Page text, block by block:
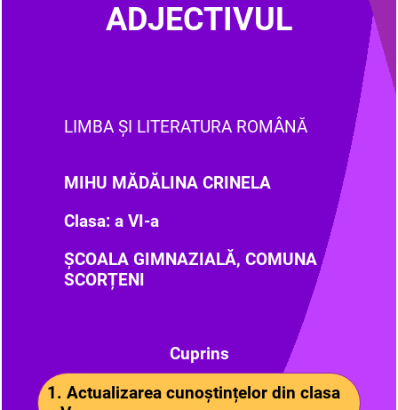
ADJECTIVUL
LIMBA ȘI LITERATURA ROMÂNĂ
MIHU MĂDĂLINA CRINELA
Clasa: a VI-a
ȘCOALA GIMNAZIALĂ, COMUNA
SCORȚENI
Cuprins
1. Actualizarea cunoștințelor din clasa